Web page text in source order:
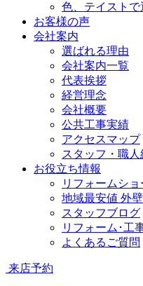
色、テイストで
お客様の声
会社案内
選ばれる理由
会社案内一覧
代表挨拶
経営理念
会社概要
公共工事実績
アクセスマップ
スタッフ・職人
お役立ち情報
リフォームショ
地域最安値 外
スタッフブログ
リフォーム･工
よくあるご質問
来店予約